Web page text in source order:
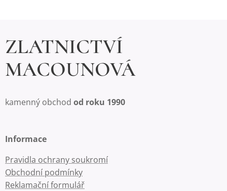
ZLATNICTVÍ
MACOUNOVÁ
kamenný obchod od roku 1990
Informace
Pravidla ochrany soukromí
Obchodní podmínky
Reklamační formulář